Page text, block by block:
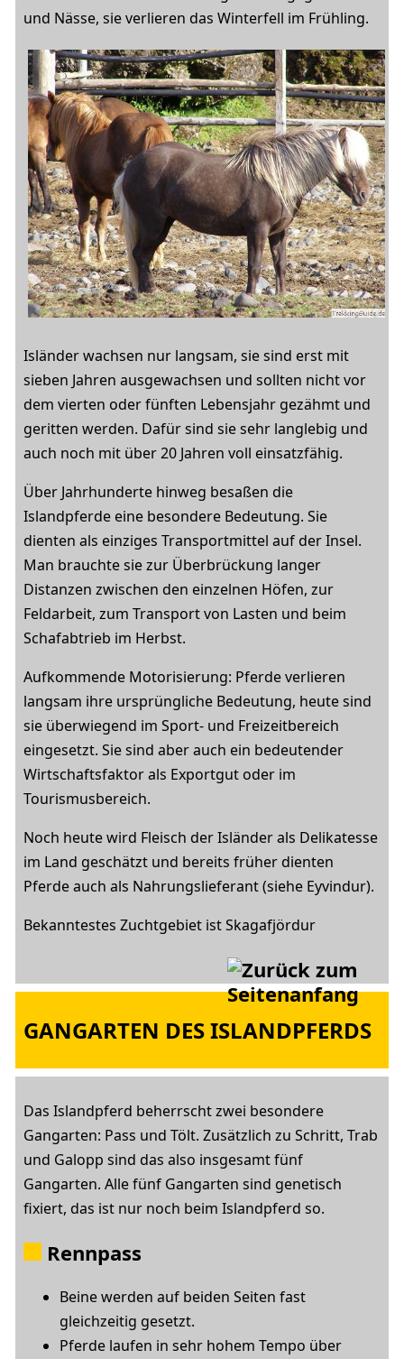
und Nässe, sie verlieren das Winterfell im Frühling.
Isländer wachsen nur langsam, sie sind erst mit
sieben Jahren ausgewachsen und sollten nicht vor
dem vierten oder fünften Lebensjahr gezähmt und
geritten werden. Dafür sind sie sehr langlebig und
auch noch mit über 20 Jahren voll einsatzfähig.
Über Jahrhunderte hinweg besaßen die
Islandpferde eine besondere Bedeutung. Sie
dienten als einziges Transportmittel auf der Insel.
Man brauchte sie zur Überbrückung langer
Distanzen zwischen den einzelnen Höfen, zur
Feldarbeit, zum Transport von Lasten und beim
Schafabtrieb im Herbst.
Aufkommende Motorisierung: Pferde verlieren
langsam ihre ursprüngliche Bedeutung, heute sind
sie überwiegend im Sport- und Freizeitbereich
eingesetzt. Sie sind aber auch ein bedeutender
Wirtschaftsfaktor als Exportgut oder im
Tourismusbereich.
Noch heute wird Fleisch der Isländer als Delikatesse
im Land geschätzt und bereits früher dienten
Pferde auch als Nahrungslieferant (siehe Eyvindur).
Bekanntestes Zuchtgebiet ist Skagafjördur
GANGARTEN DES ISLANDPFERDS
Das Islandpferd beherrscht zwei besondere
Gangarten: Pass und Tölt. Zusätzlich zu Schritt, Trab
und Galopp sind das also insgesamt fünf
Gangarten. Alle fünf Gangarten sind genetisch
fixiert, das ist nur noch beim Islandpferd so.
Rennpass
Beine werden auf beiden Seiten fast
gleichzeitig gesetzt.
Pferde laufen in sehr hohem Tempo über